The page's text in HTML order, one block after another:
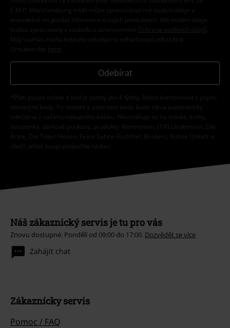
E.M.P. Merchandising mbH může zpracovávat mé osobní údaje a
pravidelně mi posílat informace o svých produktech. Mé osobní údaje
budou zpracovány v souladu s ustanoveními
Ochrana osobních údajů
Můj souhlas mohu kdykoliv odvolat na odhlašovací odkaz/link.
Unsubscribe here
Odebírat
*Platí pouze online a kód je platný jen 4 týdny. Nelze kombinovat s jinými
slevovými kódy. Po vložení a potvrzení kódu bude sleva automaticky
odečtena z vašeho nákupního košíku. Nevztahuje se na média, knihy,
vstupenky, dárkové poukazy, produkty: Rammstein, (Till) Lindemann, Die
Ärzte, Die Toten Hosen, Feine Sahne Fischfilet, Broilers, Böhse Onkelz a
zboží, jehož koupí podpoříte nadaci.
Náš zákaznický servis je tu pro vás
Znovu dostupné: Pondělí od 09:00 do 17:00. Dozvědět se více
Zahájit chat
Zákaznícky servis
Pomoc / FAQ